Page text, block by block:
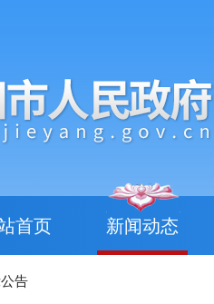
首页 新闻动态
告